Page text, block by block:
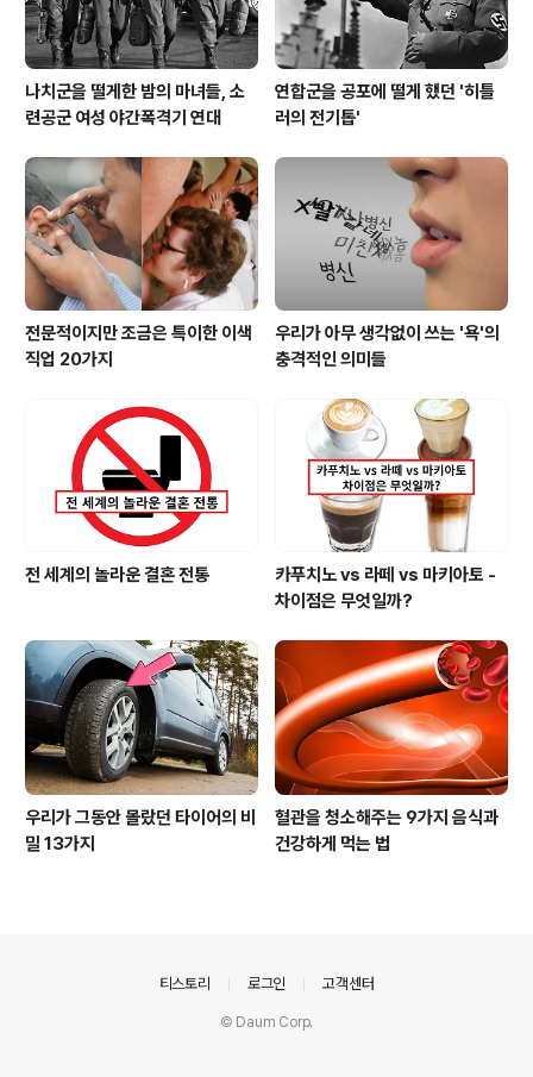
나치군을 떨게한 밤의 마녀들, 소
련공군 여성 야간폭격기 연대
연합군을 공포에 떨게 했던 '히틀
러의 전기톱'
전문적이지만 조금은 특이한 이색
직업 20가지
우리가 아무 생각없이 쓰는 '욕'의
충격적인 의미들
전 세계의 놀라운 결혼 전통
카푸치노 vs 라떼 vs 마키아토 -
차이점은 무엇일까?
우리가 그동안 몰랐던 타이어의 비
밀 13가지
혈관을 청소해주는 9가지 음식과
건강하게 먹는 법
티스토리 로그인 고객센터
© Daum Corp.